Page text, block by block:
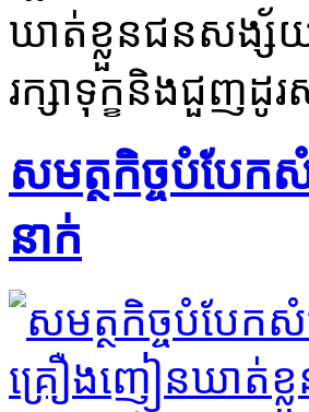
ឃាត់ខ្លួន​ជនសង្ស័​
រក្សា​ទុក្ខ​និង​ជួញដូ
សមត្ថកិច្ច​បំបែ
នាក់​